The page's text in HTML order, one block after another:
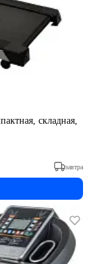
складная,
завтра